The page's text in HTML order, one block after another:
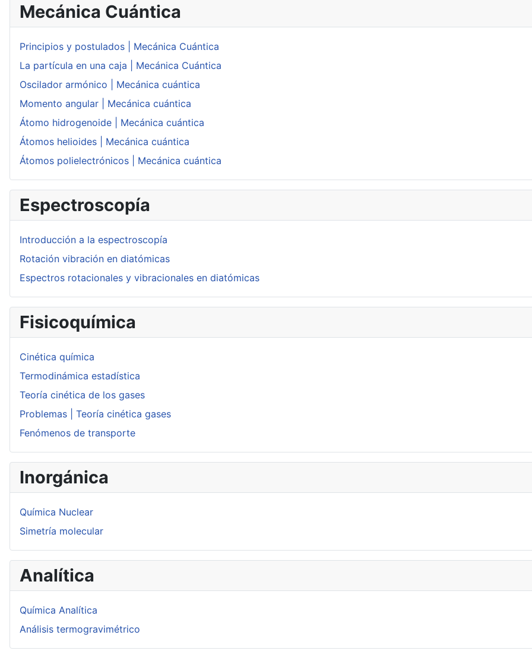
Mecánica Cuántica
Principios y postulados | Mecánica Cuántica
La partícula en una caja | Mecánica Cuántica
Oscilador armónico | Mecánica cuántica
Momento angular | Mecánica cuántica
Átomo hidrogenoide | Mecánica cuántica
Átomos helioides | Mecánica cuántica
Átomos polielectrónicos | Mecánica cuántica
Espectroscopía
Introducción a la espectroscopía
Rotación vibración en diatómicas
Espectros rotacionales y vibracionales en diatómicas
Fisicoquímica
Cinética química
Termodinámica estadística
Teoría cinética de los gases
Problemas | Teoría cinética gases
Fenómenos de transporte
Inorgánica
Química Nuclear
Simetría molecular
Analítica
Química Analítica
Análisis termogravimétrico